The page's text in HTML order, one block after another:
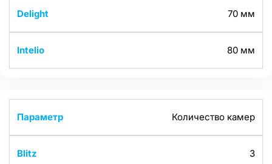
70 мм
80 мм
Количество камер
3